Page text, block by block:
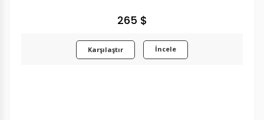
265 $
Karşılaştır İncele